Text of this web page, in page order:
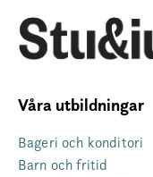
Våra utbildningar
Bageri och konditori
Barn och fritid